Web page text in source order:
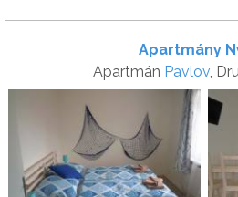
Apartmány
Apartmán Pavlov,